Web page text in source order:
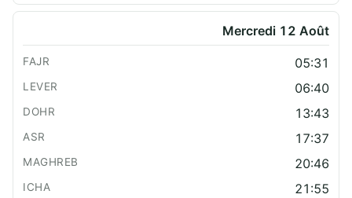
Mercredi 12 Août
05:31
06:40
13:43
17:37
20:46
21:55